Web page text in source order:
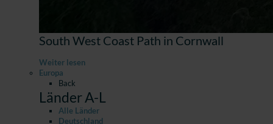
South West Coast Path in Cornwall
Weiter lesen
Europa
Back
Länder A-L
Alle Länder
Deutschland